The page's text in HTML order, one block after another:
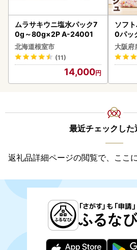
ムラサキウニ塩水パック7
0g～80g×2P A-24001
北海道根室市
(11)
14,000
ソフ
0パッ
大阪府
最近チェックした
返礼品詳細ページの閲覧で、ここ